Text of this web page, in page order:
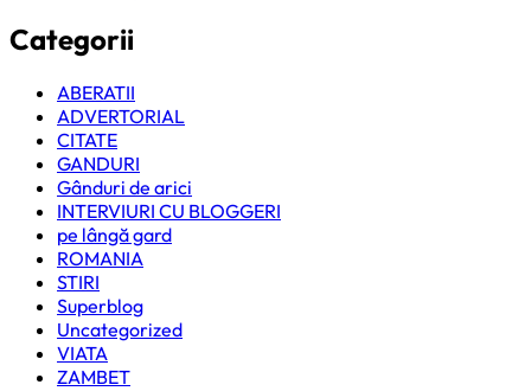
Categorii
ABERATII
ADVERTORIAL
CITATE
GANDURI
Gânduri de arici
INTERVIURI CU BLOGGERI
pe lângă gard
ROMANIA
STIRI
Superblog
Uncategorized
VIATA
ZAMBET